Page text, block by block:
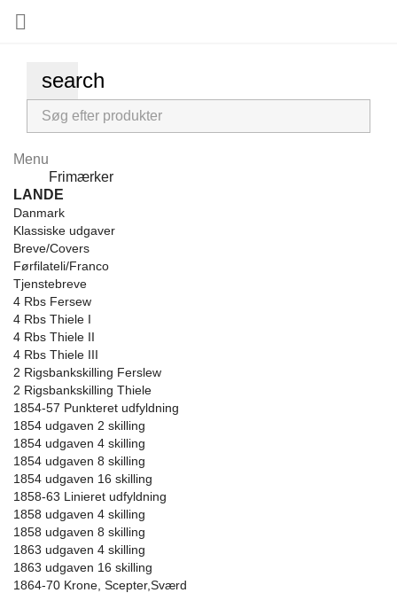

search
Menu
Frimærker
LANDE
Danmark
Klassiske udgaver
Breve/Covers
Førfilateli/Franco
Tjenstebreve
4 Rbs Fersew
4 Rbs Thiele I
4 Rbs Thiele II
4 Rbs Thiele III
2 Rigsbankskilling Ferslew
2 Rigsbankskilling Thiele
1854-57 Punkteret udfyldning
1854 udgaven 2 skilling
1854 udgaven 4 skilling
1854 udgaven 8 skilling
1854 udgaven 16 skilling
1858-63 Linieret udfyldning
1858 udgaven 4 skilling
1858 udgaven 8 skilling
1863 udgaven 4 skilling
1863 udgaven 16 skilling
1864-70 Krone, Scepter,Sværd